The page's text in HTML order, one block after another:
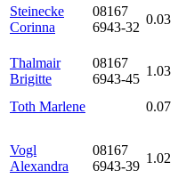
Steinecke
Corinna
08167
6943-32
0.03
Thalmair
Brigitte
08167
6943-45
1.03
Toth Marlene
0.07
Vogl
Alexandra
08167
6943-39
1.02